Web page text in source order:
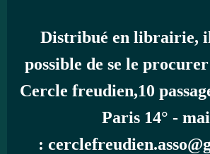
Distribué en librairie, il
possible de se le
Cercle freudien,10
Paris 14° -
: